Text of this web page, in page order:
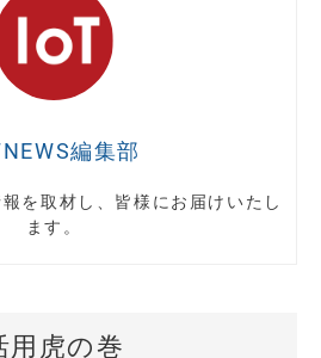
編集部
を取材し、皆様にお届けいたし
ます。
用虎の巻